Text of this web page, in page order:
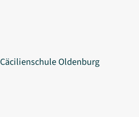
Oldenburg